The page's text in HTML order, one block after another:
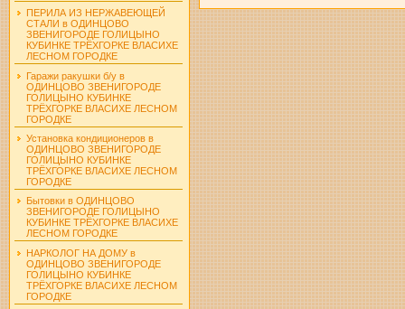
ПЕРИЛА ИЗ НЕРЖАВЕЮЩЕЙ
СТАЛИ в ОДИНЦОВО
ЗВЕНИГОРОДЕ ГОЛИЦЫНО
КУБИНКЕ ТРЁХГОРКЕ ВЛАСИХЕ
ЛЕСНОМ ГОРОДКЕ
Гаражи ракушки б/у в
ОДИНЦОВО ЗВЕНИГОРОДЕ
ГОЛИЦЫНО КУБИНКЕ
ТРЁХГОРКЕ ВЛАСИХЕ ЛЕСНОМ
ГОРОДКЕ
Установка кондиционеров в
ОДИНЦОВО ЗВЕНИГОРОДЕ
ГОЛИЦЫНО КУБИНКЕ
ТРЁХГОРКЕ ВЛАСИХЕ ЛЕСНОМ
ГОРОДКЕ
Бытовки в ОДИНЦОВО
ЗВЕНИГОРОДЕ ГОЛИЦЫНО
КУБИНКЕ ТРЁХГОРКЕ ВЛАСИХЕ
ЛЕСНОМ ГОРОДКЕ
НАРКОЛОГ НА ДОМУ в
ОДИНЦОВО ЗВЕНИГОРОДЕ
ГОЛИЦЫНО КУБИНКЕ
ТРЁХГОРКЕ ВЛАСИХЕ ЛЕСНОМ
ГОРОДКЕ